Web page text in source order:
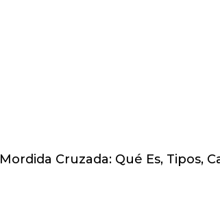
Mordida Cruzada: Qué Es, Tipos,